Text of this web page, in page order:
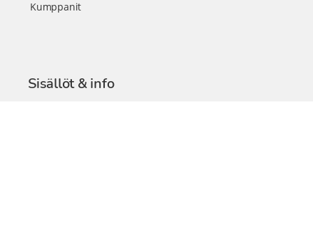
Kumppanit
Sisällöt & info